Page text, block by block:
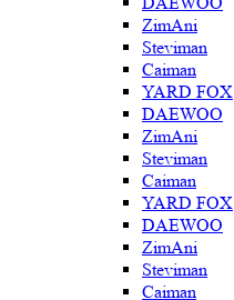
ZimAni
Steviman
Caiman
YARD FOX
DAEWOO
ZimAni
Steviman
Caiman
YARD FOX
DAEWOO
ZimAni
Steviman
Caiman